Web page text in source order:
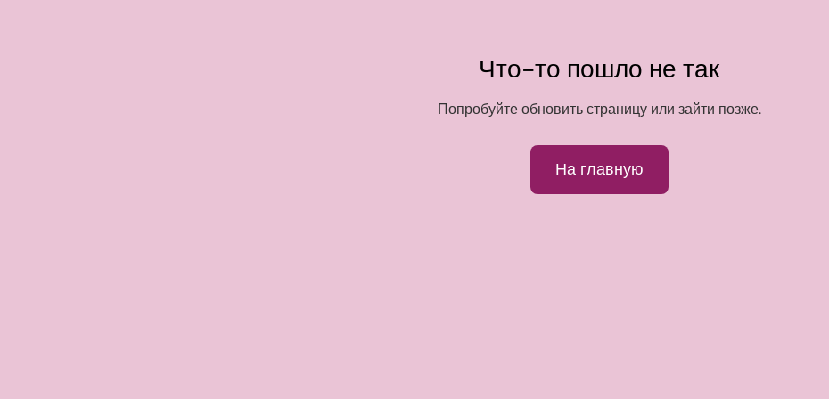
Что-то пошло не так
Попробуйте обновить страницу или зайти позже.
На главную